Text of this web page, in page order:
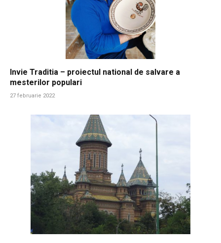
Invie Traditia – proiectul national de salvare a
mesterilor populari
27 februarie 2022